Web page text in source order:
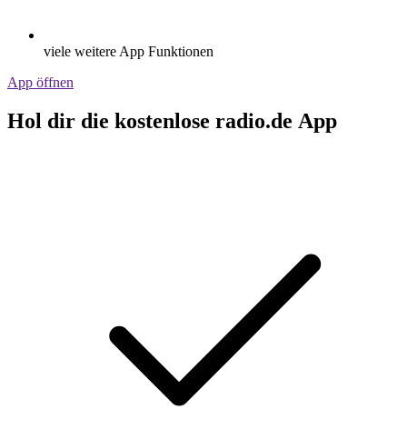
viele weitere App Funktionen
App öffnen
Hol dir die kostenlose radio.de App